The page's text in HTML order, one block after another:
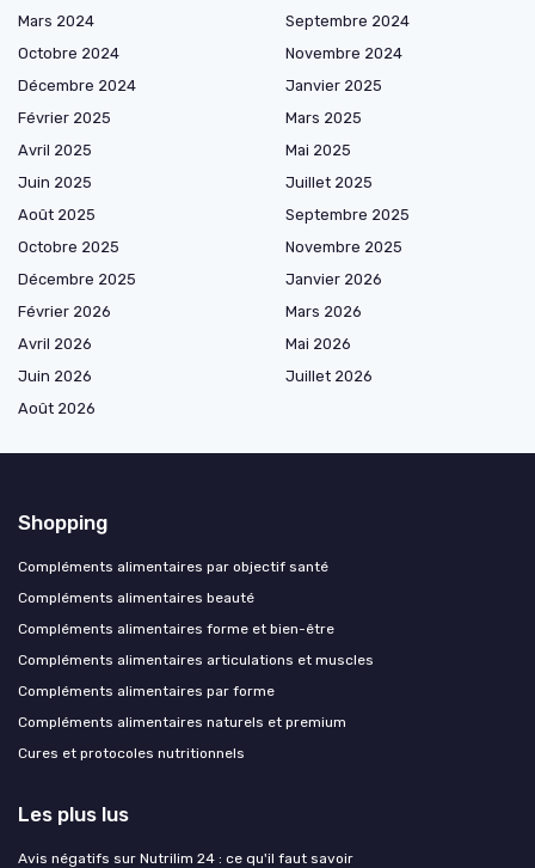
Mars 2024
Septembre 2024
Octobre 2024
Novembre 2024
Décembre 2024
Janvier 2025
Février 2025
Mars 2025
Avril 2025
Mai 2025
Juin 2025
Juillet 2025
Août 2025
Septembre 2025
Octobre 2025
Novembre 2025
Décembre 2025
Janvier 2026
Février 2026
Mars 2026
Avril 2026
Mai 2026
Juin 2026
Juillet 2026
Août 2026
Shopping
Compléments alimentaires par objectif santé
Compléments alimentaires beauté
Compléments alimentaires forme et bien-être
Compléments alimentaires articulations et muscles
Compléments alimentaires par forme
Compléments alimentaires naturels et premium
Cures et protocoles nutritionnels
Les plus lus
Avis négatifs sur Nutrilim 24 : ce qu'il faut savoir